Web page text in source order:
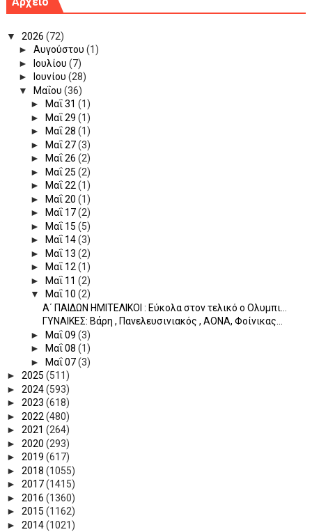
▼ 2026 (72)
► Αυγούστου (1)
►
Ιουλίου (7)
►
Ιουνίου (28)
▼
Μαΐου (36)
►
Μαΐ 31 (1)
►
Μαΐ 29 (1)
►
Μαΐ 28 (1)
►
Μαΐ 27(3)
►
Μαΐ 26 (2)
►
Μαΐ 25 (2)
►
Μαΐ 22(1)
►
Μαΐ 20 (1)
►
Μαΐ 17(2)
►
Μαΐ 15 (5)
►
Μαΐ 14(3)
►
Μαΐ 13 (2)
►
Μαΐ 12(1)
►
Μαΐ 11 (2)
▼
Μαΐ 10 (2)
Α΄ ΠΑΙΔΩΝ ΗΜΙΤΕΛΙΚΟΙ : Εύκολα στον τελικό ο Ολυμπι...
ΓΥΝΑΙΚΕΣ: Βάρη , Πανελευσινιακός , ΑΟΝΑ, Φοίνικας...
►
Μαΐ 09 (3)
►
Μαΐ 08 (1)
►
Μαΐ 07(3)
► 2025 (511)
► 2024(593)
► 2023 (618)
► 2022 (480)
► 2021 (264)
► 2020 (293)
► 2019 (617)
► 2018 (1055)
► 2017(1415)
► 2016 (1360)
► 2015 (1162)
► 2014(1021)